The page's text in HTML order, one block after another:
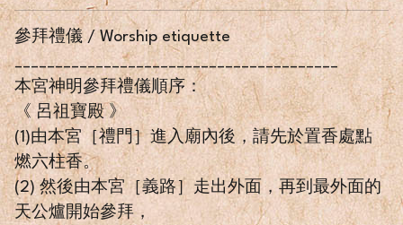
參拜禮儀 / Worship etiquette
________________________________________
本宮神明參拜禮儀順序：
《 呂祖寶殿 》
(1)由本宮［禮門］進入廟內後，請先於置香處點
燃六柱香。
(2) 然後由本宮［義路］走出外面，再到最外面的
天公爐開始參拜，